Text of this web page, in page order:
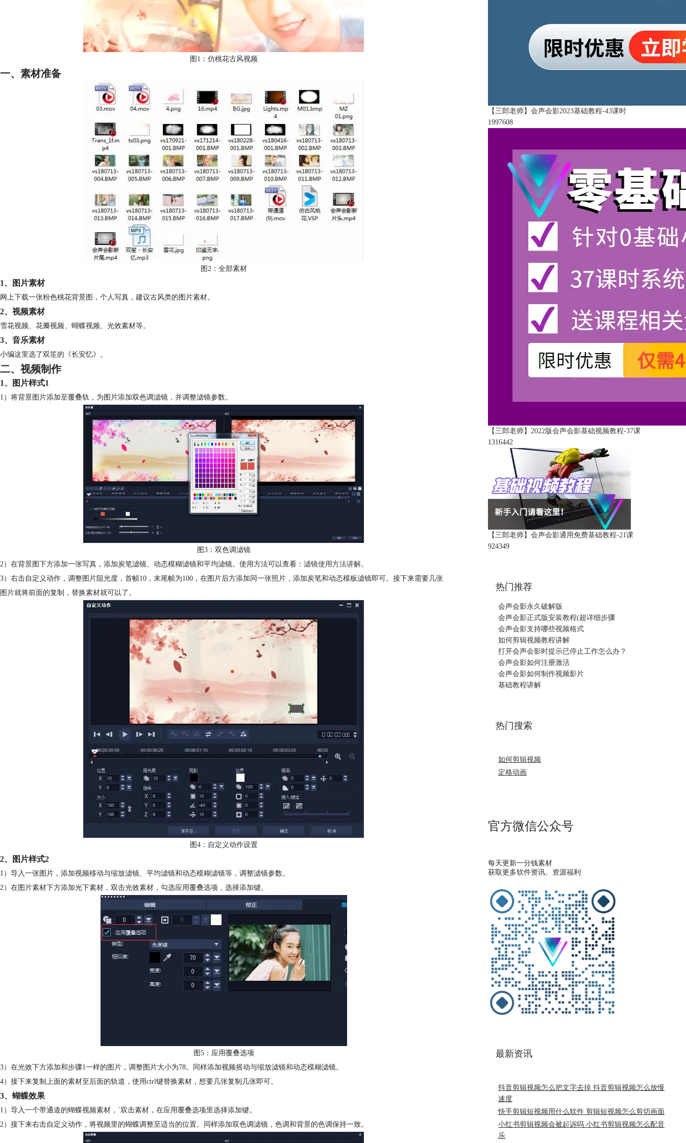
图1：仿桃花古风视频
一、素材准备
图2：全部素材
1、图片素材
网上下载一张粉色桃花背景图，个人写真，建议古风类的图片素材。
2、视频素材
雪花视频、花瓣视频、蝴蝶视频、光效素材等。
3、音乐素材
小编这里选了双笙的《长安忆》。
二、视频制作
1、图片样式1
1）将背景图片添加至覆叠轨，为图片添加双色调滤镜，并调整滤镜参数。
图3：双色调滤镜
2）在背景图下方添加一张写真，添加炭笔滤镜、动态模糊滤镜和平均滤镜。使用方法可以查看： 滤镜使用方法讲解。
3）右击自定义动作，调整图片阻光度，首帧10，末尾帧为100，在图片后方添加同一张照片，添加炭笔和动态模板滤镜即可。接下来需要几张
图片就将前面的复制，替换素材就可以了。
图4：自定义动作设置
2、图片样式2
1）导入一张图片，添加视频移动与缩放滤镜、平均滤镜和动态模糊滤镜等，调整滤镜参数。
2）在图片素材下方添加光下素材，双击光效素材，勾选应用覆叠选项，选择添加键。
图5：应用覆叠选项
3）在光效下方添加和步骤1一样的图片，调整图片大小为78。同样添加视频摇动与缩放滤镜和动态模糊滤镜。
4）接下来复制上面的素材至后面的轨道，使用ctrl键替换素材，想要几张复制几张即可。
3、蝴蝶效果
1）导入一个带通道的蝴蝶视频素材，`双击素材，在应用覆叠选项里选择添加键。
2）接下来右击自定义动作，将视频里的蝴蝶调整至适当的位置。同样添加双色调滤镜，色调和背景的色调保持一致。
【三郎老师】会声会影2023基础教程-43课时
1997608
【三郎老师】2022版会声会影基础视频教程-37课
1316442
【三郎老师】会声会影通用免费基础教程-21课
924349
热门推荐
会声会影永久破解版
会声会影正式版安装教程(超详细步骤
会声会影支持哪些视频格式
如何剪辑视频教程讲解
打开会声会影时提示已停止工作怎么办？
会声会影如何注册激活
会声会影如何制作视频影片
基础教程讲解
热门搜索
如何剪辑视频
定格动画
官方微信公众号
每天更新一分钱素材
获取更多软件资讯、资源福利
最新资讯
抖音剪辑视频怎么把文字去掉 抖音剪辑视频怎么放慢
速度
快手剪辑短视频用什么软件 剪辑短视频怎么剪切画面
小红书剪辑视频会被起诉吗 小红书剪辑视频怎么配音
乐